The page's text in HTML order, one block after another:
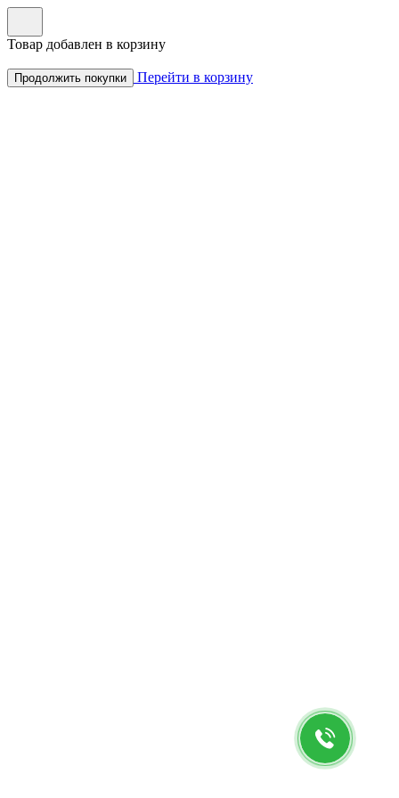
Товар добавлен в корзину
Продолжить покупки Перейти в корзину